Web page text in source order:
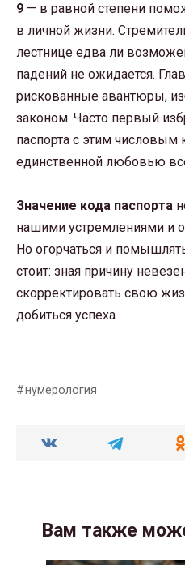
9 — в равной степени
в личной жизни.
лестнице едва ли
падений не ожидается.
рискованные авантюры,
законом. Часто первый
паспорта с этим числовым
единственной любовью
Значение кода паспорта
нашими устремлениями и
Но огорчаться и
стоит: зная причину
скорректировать свою
добиться успеха
нумерология
Вам также